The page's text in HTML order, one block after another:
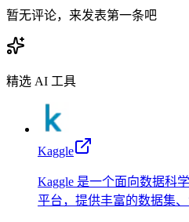
暂无评论，来发表第一条吧
精选 AI 工具
Kaggle
Kaggle 是一个面向数据科
平台，提供丰富的数据集、